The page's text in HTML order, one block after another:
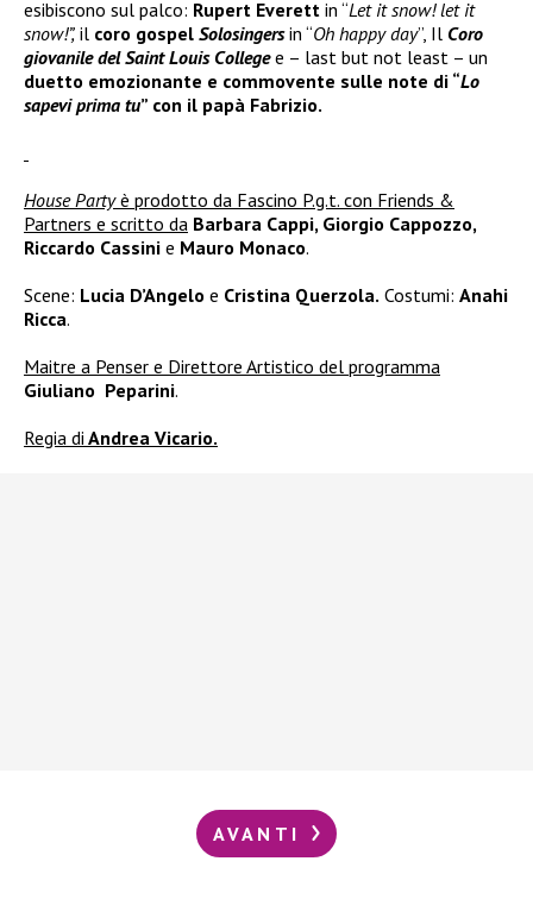
esibiscono sul palco: Rupert Everett in “Let it snow! let it
snow!”, il coro gospel Solosingers in “Oh happy day”, Il Coro
giovanile del Saint Louis Collegee – last but not least – un
duetto emozionante e commovente sulle note di “Lo
sapevi prima tu” con il papà Fabrizio.
House Partyè prodotto da Fascino P.g.t. con Friends &
Partners e scritto da Barbara Cappi, Giorgio Cappozzo,
Riccardo Cassini e Mauro Monaco.
Scene: Lucia D’Angelo e Cristina Querzola. Costumi: Anahi
Ricca.
Maitre a Penser e Direttore Artistico del programma
Giuliano Peparini.
Regia di Andrea Vicario.
AVANTI